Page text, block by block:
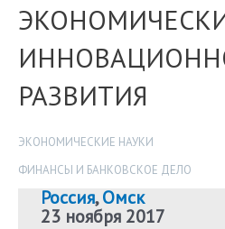
РАЗВИТИЯ
ЭКОНОМИЧЕСКИЕ НАУКИ
ФИНАНСЫ И БАНКОВСКОЕ ДЕЛО
Россия,Омск
23 ноября 2017